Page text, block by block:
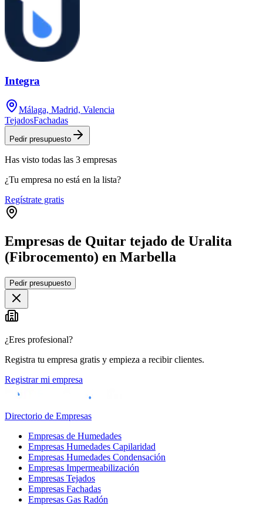
Integra
Málaga, Madrid, Valencia
TejadosFachadas
Pedir presupuesto
Has visto todas las 3 empresas
¿Tu empresa no está en la lista?
Regístrate gratis
Empresas de Quitar tejado de Uralita
(Fibrocemento) en Marbella
+
−
Pedir presupuesto
¿Eres profesional?
Registra tu empresa gratis y empieza a recibir clientes.
Registrar mi empresa
Directorio de Empresas
Empresas de Humedades
Empresas Humedades Capilaridad
Empresas Humedades Condensación
Empresas Impermeabilización
Empresas Tejados
Empresas Fachadas
Empresas Gas Radón